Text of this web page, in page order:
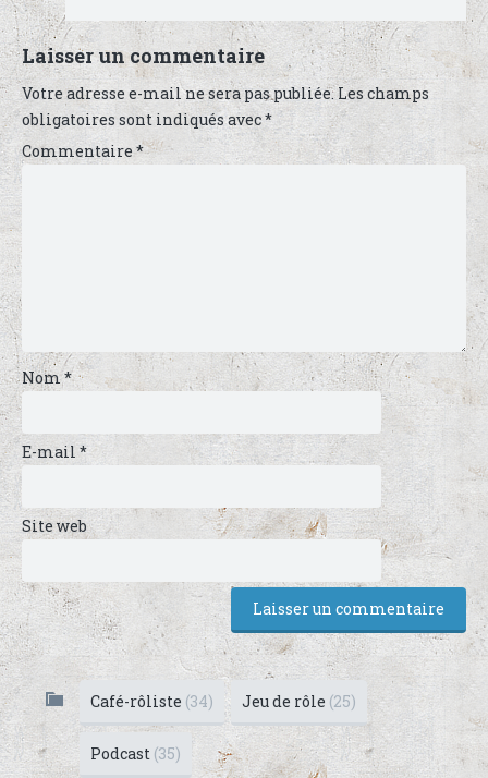
Laisser un commentaire
Votre adresse e-mail ne sera pas publiée.Les champs
obligatoires sont indiqués avec*
Commentaire*
Nom*
E-mail *
Site web
Café-rôliste (34) Jeu de rôle (25)
Podcast (35)